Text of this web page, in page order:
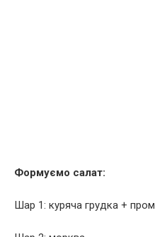
Формуємо салат:
Шар 1: куряча грудка +